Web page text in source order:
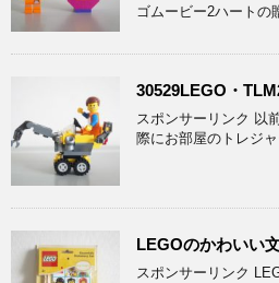
ゴムービー2ハートの
30529LEGO・
スポンサーリンク 以
際にお部屋のトレジ
LEGOのかわいい
スポンサーリンク